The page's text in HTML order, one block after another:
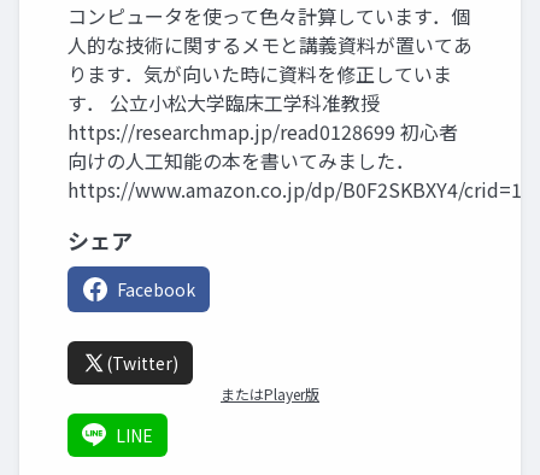
コンピュータを使って色々計算しています．個
人的な技術に関するメモと講義資料が置いてあ
ります．気が向いた時に資料を修正していま
す． 公立小松大学臨床工学科准教授
https://researchmap.jp/read0128699 初心者
向けの人工知能の本を書いてみました．
https://www.amazon.co.jp/dp/B0F2SKBXY4/
シェア
Facebook
(Twitter)
またはPlayer版
LINE